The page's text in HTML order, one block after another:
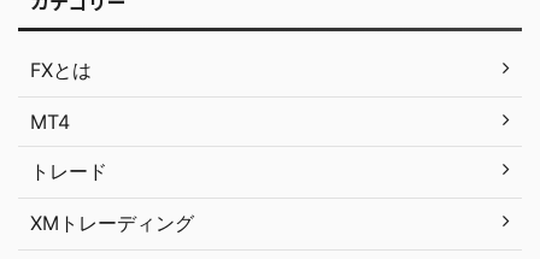
FXとは
MT4
トレード
XMトレーディング